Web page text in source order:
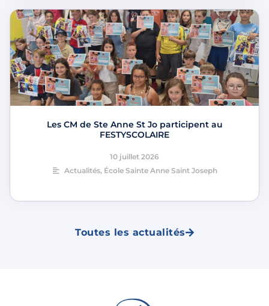
Les CM de Ste Anne St Jo participent au
FESTYSCOLAIRE
10 juillet 2026
Actualités, École Sainte Anne Saint Joseph
Toutes les actualités